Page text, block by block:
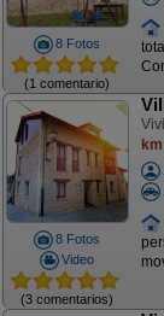
8 Fotos
(1 comentario)
8 Fotos
Video
(3 comentarios)
km